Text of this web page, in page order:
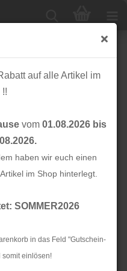
auf alle Artikel im
vom 01.08.2026 bis
haben wir euch einen
im Shop hinterlegt.
SOMMER2026
in das Feld "Gutschein-
einlösen!